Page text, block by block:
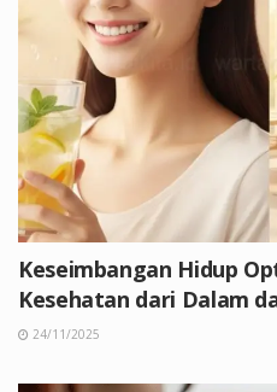
Keseimbangan Hidup
Kesehatan dari Dalam
24/11/2025